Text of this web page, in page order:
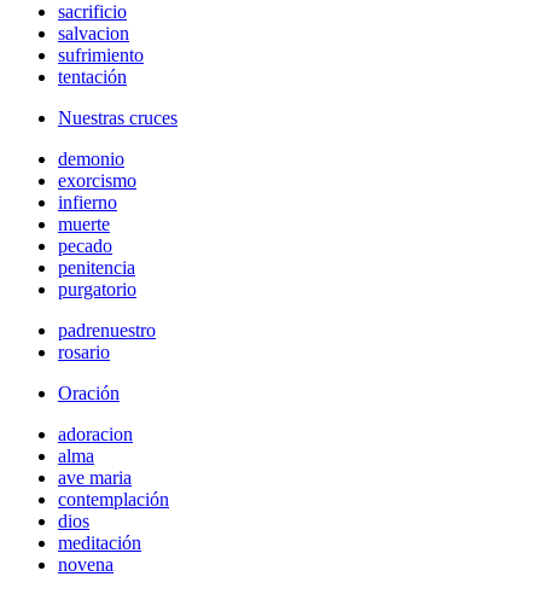
sacrificio
salvacion
sufrimiento
tentación
Nuestras cruces
demonio
exorcismo
infierno
muerte
pecado
penitencia
purgatorio
padrenuestro
rosario
Oración
adoracion
alma
ave maria
contemplación
dios
meditación
novena